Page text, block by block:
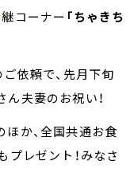
コーナー 「ちゃきち
依頼で、先月下旬
夫妻のお祝い！
か、全国共通お食
プレゼント！みなさ